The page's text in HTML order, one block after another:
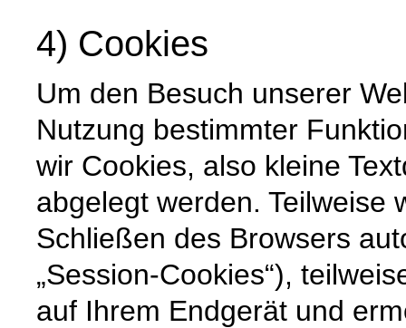
4) Cookies
Um den Besuch unserer
Nutzung bestimmter
wir Cookies, also kleine
abgelegt werden. Teilweise
Schließen des Browsers
„Session-Cookies“),
auf Ihrem Endgerät und